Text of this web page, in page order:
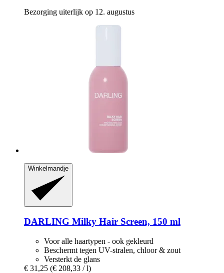
Bezorging uiterlijk op 12. augustus
Winkelmandje
DARLING Milky Hair Screen, 150 ml
Voor alle haartypen - ook gekleurd
Beschermt tegen UV-stralen, chloor & zout
Versterkt de glans
€ 31,25 (€ 208,33 / l)